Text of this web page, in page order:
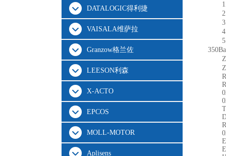
DATALOGIC得利捷
VAISALA维萨拉
Granzow格兰佐
LEESON利森
X-ACTO
EPCOS
MOLL-MOTOR
Aplisens